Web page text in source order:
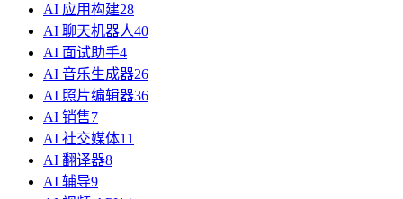
AI 应用构建28
AI 聊天机器人40
AI 面试助手4
AI 音乐生成器26
AI 照片编辑器36
AI 销售7
AI 社交媒体11
AI 翻译器8
AI 辅导9